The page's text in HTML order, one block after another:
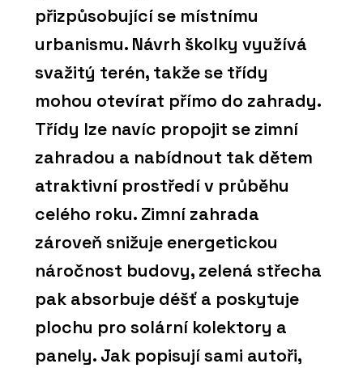
přizpůsobující se místnímu
urbanismu. Návrh školky využívá
svažitý terén, takže se třídy
mohou otevírat přímo do zahrady.
Třídy lze navíc propojit se zimní
zahradou a nabídnout tak dětem
atraktivní prostředí v průběhu
celého roku. Zimní zahrada
zároveň snižuje energetickou
náročnost budovy, zelená střecha
pak absorbuje déšť a poskytuje
plochu pro solární kolektory a
panely. Jak popisují sami autoři,